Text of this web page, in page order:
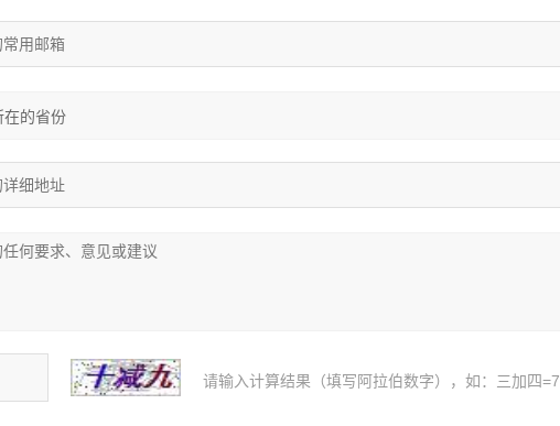
请输入计算结果（填写阿拉伯数字），如：三加四=7